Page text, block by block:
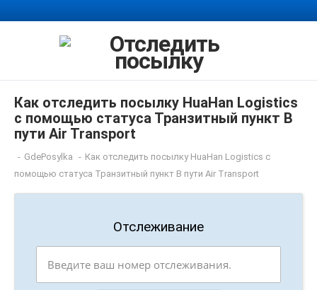
Как отследить посылку HuaHan Logistics
с помощью статуса Транзитный пункт В
пути Air Transport
- GdePosylka - Как отследить посылку HuaHan Logistics с
помощью статуса Транзитный пункт В пути Air Transport
Отслеживание